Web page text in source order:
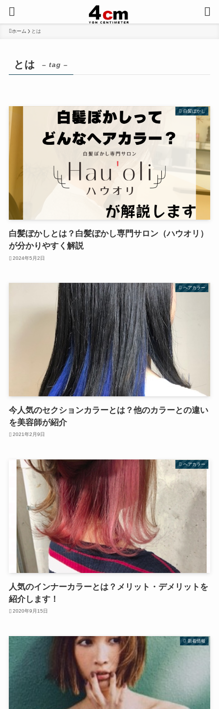
ホーム とは
とは – tag –
白髪ぼかし
白髪ぼかしとは？白髪ぼかし専門サロン（ハウオリ）
が分かりやすく解説
2024年5月2日
ヘアカラー
今人気のセクションカラーとは？他のカラーとの違い
を美容師が紹介
2021年2月9日
ヘアカラー
人気のインナーカラーとは？メリット・デメリットを
紹介します！
2020年9月15日
新着情報